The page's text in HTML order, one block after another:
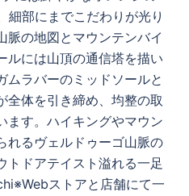
細部にまでこだわりが光り
脈の地図とマウンテンバイ
ルには山頂の通信塔を描い
ムラバーのミッドソールと
全体を引き締め、均整の取
ます。ハイキングやマウン
れるヴェルドゥーゴ山脈の
トドアテイスト溢れる一足
ストアと店舗にて一